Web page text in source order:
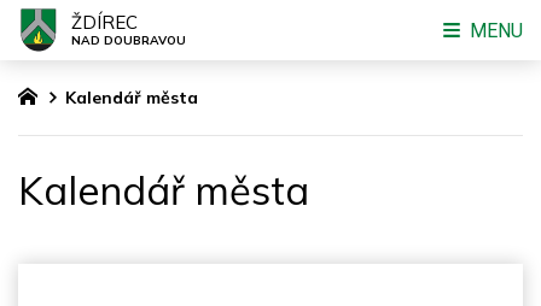
Kalendář města
Kalendář města
ŽDÍREC
NAD DOUBRAVOU MENU